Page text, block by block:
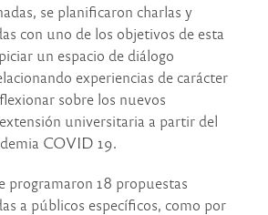
se planificaron charlas y
con uno de los objetivos de esta
un espacio de diálogo
experiencias de carácter
sobre los nuevos
universitaria a partir del
COVID 19.
programaron 18 propuestas
a públicos específicos, como por